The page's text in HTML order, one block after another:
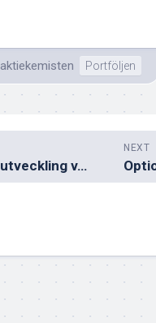
aktiekemisten Portföljen
NEXT
Portföljens utveckling v.37 2023